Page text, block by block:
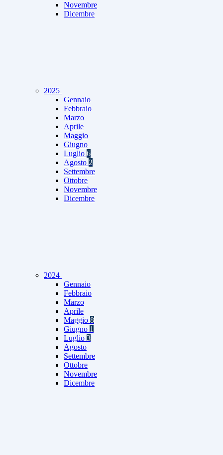
Novembre
Dicembre
2025
Gennaio
Febbraio
Marzo
Aprile
Maggio
Giugno
Luglio 6
Agosto 2
Settembre
Ottobre
Novembre
Dicembre
2024
Gennaio
Febbraio
Marzo
Aprile
Maggio 8
Giugno 1
Luglio 3
Agosto
Settembre
Ottobre
Novembre
Dicembre